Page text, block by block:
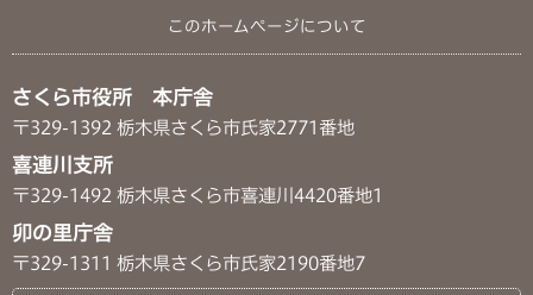
このホームページについて
さくら市役所 本庁舎
〒329-1392 栃木県さくら市氏家2771番地
喜連川支所
〒329-1492 栃木県さくら市喜連川4420番地1
卯の里庁舎
〒329-1311 栃木県さくら市氏家2190番地7